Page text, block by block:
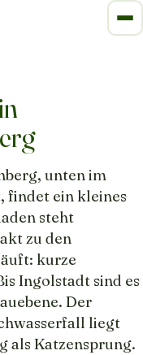
unten im
findet ein kleines
steht
zu den
kurze
Ingolstadt sind es
Der
liegt
als Katzensprung.